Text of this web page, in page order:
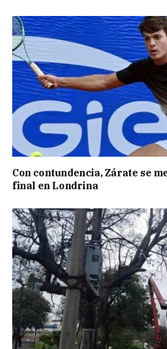
Con contundencia, Zárate se
final en Londrina